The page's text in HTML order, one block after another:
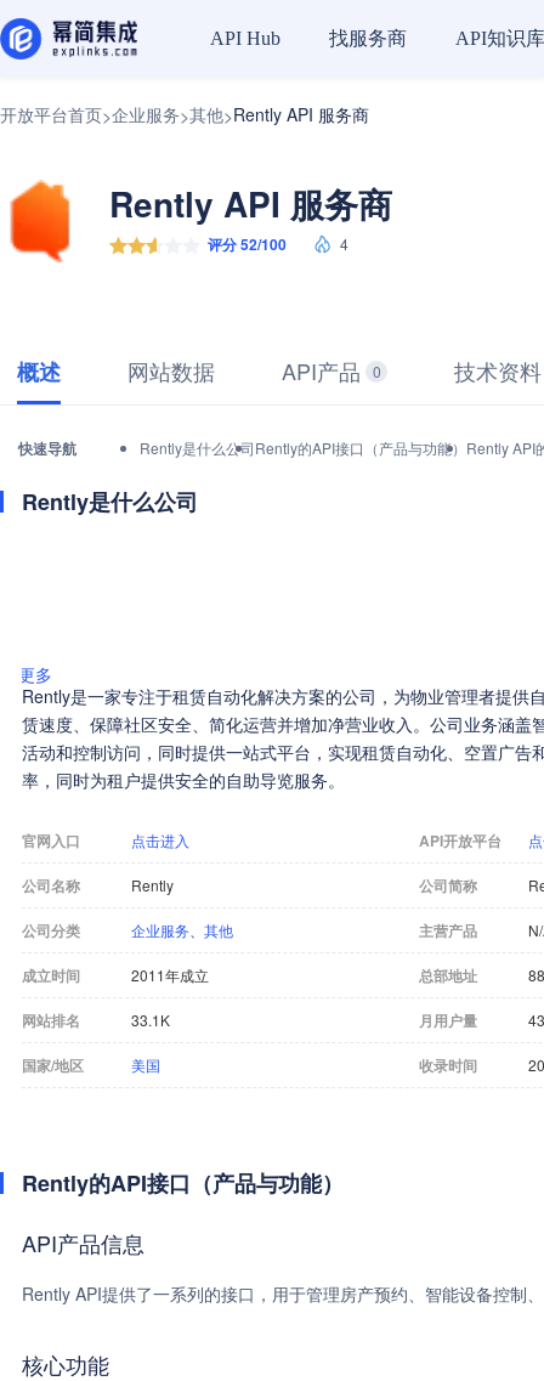
API Hub 找服务商 API知识库
开放平台首页>企业服务>其他>Rently API 服务商
Rently API 服务商
评分 52/100 4
概述 网站数据 API产品 0 技术资料
快速导航 Rently是什么公司Rently的API接口（产品与功能） Rently API
Rently是什么公司
更多
Rently是一家专注于租赁自动化解决方案的公司，为物业管理者提供
赁速度、保障社区安全、简化运营并增加净营业收入。公司业务涵盖
活动和控制访问，同时提供一站式平台，实现租赁自动化、空置广告
率，同时为租户提供安全的自助导览服务。
官网入口 点击进入 API开放平台
公司名称 Rently 公司简称
公司分类 企业服务 其他 主营产品
成立时间 2011年成立 总部地址
网站排名 33.1K 月用户量
国家/地区 美国 收录时间
Rently的API接口（产品与功能）
API产品信息
Rently API提供了一系列的接口，用于管理房产预约、智能设备控制
核心功能